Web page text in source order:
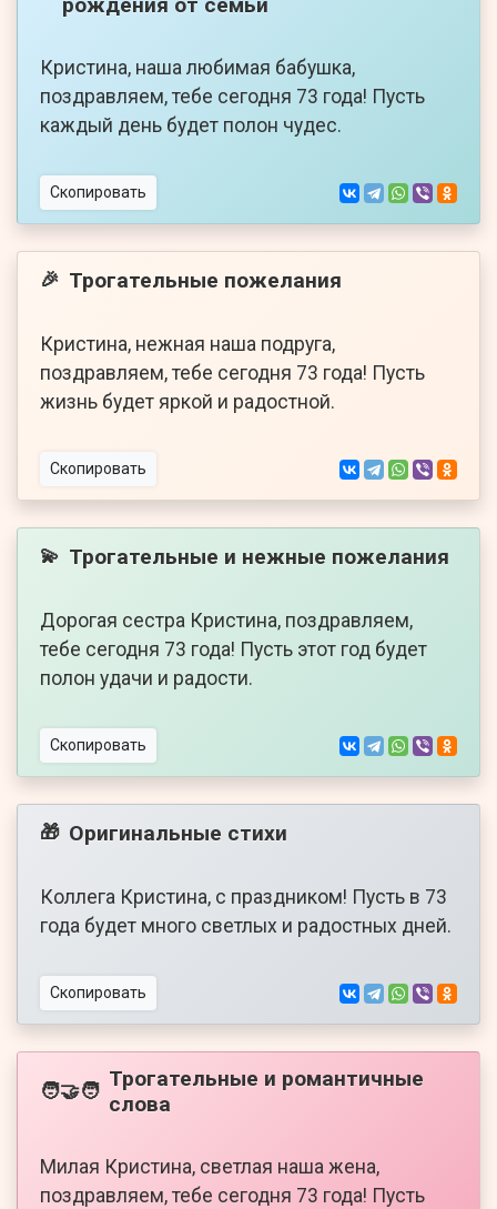
Кристина, наша любимая бабушка,
поздравляем, тебе сегодня 73 года! Пусть
каждый день будет полон чудес.
Скопировать
🎉 Трогательные пожелания
Кристина, нежная наша подруга,
поздравляем, тебе сегодня 73 года! Пусть
жизнь будет яркой и радостной.
Скопировать
💫 Трогательные и нежные пожелания
Дорогая сестра Кристина, поздравляем,
тебе сегодня 73 года! Пусть этот год будет
полон удачи и радости.
Скопировать
🎁 Оригинальные стихи
Коллега Кристина, с праздником! Пусть в 73
года будет много светлых и радостных дней.
Скопировать
🧑‍🤝‍🧑 Трогательные и романтичные
слова
Милая Кристина, светлая наша жена,
поздравляем, тебе сегодня 73 года! Пусть